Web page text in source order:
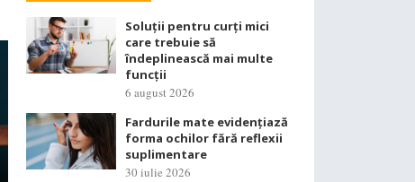
Soluții pentru curți mici
care trebuie să
îndeplinească mai multe
funcții
6 august 2026
Fardurile mate evidențiază
forma ochilor fără reflexii
suplimentare
30 iulie 2026